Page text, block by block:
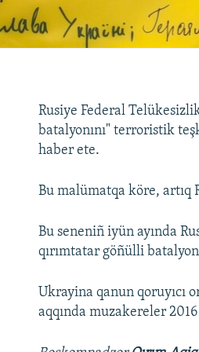
Rusiye Federal
batalyonını" terroristik
haber ete.
Bu malümatqa köre,
Bu seneniñ iyün ayında
qırımtatar göñülli
Ukrayina qanun qoruyıcı
aqqında muzakereler